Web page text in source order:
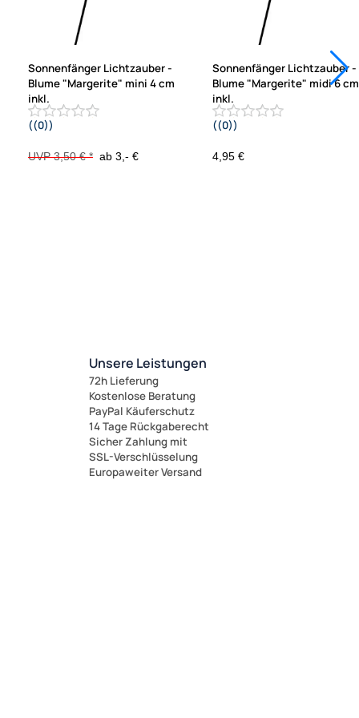
Sonnenfänger Lichtzauber -
Blume "Margerite" mini 4 cm
inkl.
20 cm Stab grün
((0))
UVP 3,50 € *ab 3,- €
Sonnenfänger Lichtzauber -
Blume "Margerite" midi 6 cm
inkl.
25 cm Stab orange
((0))
4,95 €
Unsere Leistungen
72h Lieferung
Kostenlose Beratung
PayPal Käuferschutz
14 Tage Rückgaberecht
Sicher Zahlung mit
SSL-Verschlüsselung
Europaweiter Versand